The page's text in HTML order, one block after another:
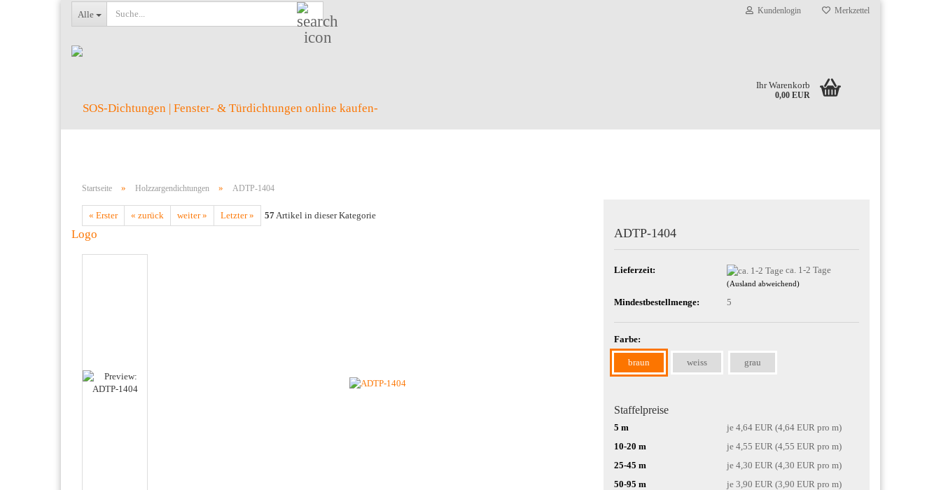
Kundenlogin Merkzettel
Alle
Ihr Warenkorb
0,00 EUR
Startseite » Holzzargendichtungen » ADTP-1404
« Erster « zurück weiter » Letzter » 57Artikel in dieser Kategorie
ADTP-1404
Lieferzeit: ca. 1-2 Tage
(Ausland abweichend)
Mindestbestellmenge: 5
Farbe:
braun weiss grau
Staffelpreise
5 m
je 4,64 EUR (4,64 EUR pro m)
10-20 m
je 4,55 EUR (4,55 EUR pro m)
25-45 m
je 4,30 EUR (4,30 EUR pro m)
50-95 m
je 3,90 EUR (3,90 EUR pro m)